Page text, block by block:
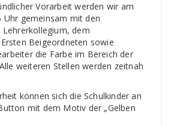
Vorarbeit werden wir am
Uhr gemeinsam mit den
dem
Beigeordneten sowie
die Farbe im Bereich der
weiteren Stellen werden zeitnah
können sich die Schulkinder an
mit dem Motiv der „Gelben